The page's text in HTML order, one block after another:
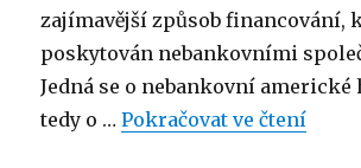
zajímavější způsob financování,
poskytován nebankovními
Jedná se o nebankovní americké
tedy o …Pokračovat ve čtení